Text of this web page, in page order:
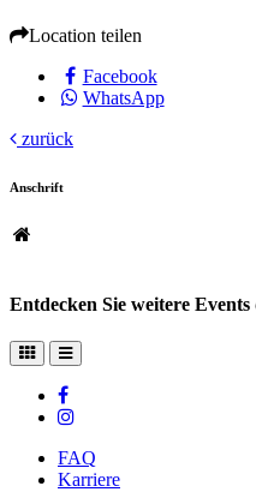
Location teilen
Facebook
WhatsApp
zurück
Anschrift
Entdecken Sie weitere
FAQ
Karriere